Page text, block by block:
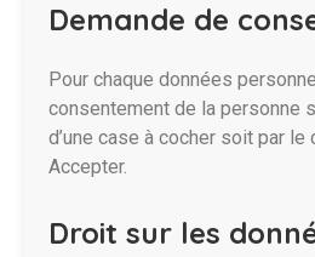
Demande de
Pour chaque données
consentement de la personne
d’une case à cocher soit par le
Accepter.
Droit sur les